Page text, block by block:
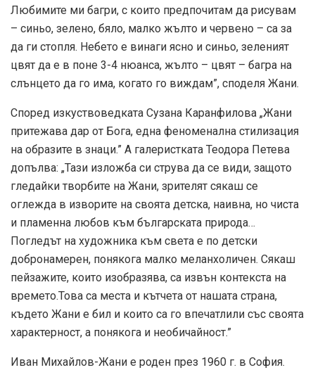
Любимите ми багри, с които предпочитам да рисувам
– синьо, зелено, бяло, малко жълто и червено – са за
да ги стопля. Небето е винаги ясно и синьо, зеленият
цвят да е в поне 3-4 нюанса, жълто – цвят – багра на
слънцето да го има, когато го виждам”, споделя Жани.
Според изкуствоведката Сузана Каранфилова „Жани
притежава дар от Бога, една феноменална стилизация
на образите в знаци.” А галеристката Теодора Петева
допълва: „Тази изложба си струва да се види, защото
гледайки творбите на Жани, зрителят сякаш се
оглежда в изворите на своята детска, наивна, но чиста
и пламенна любов към българската природа…
Погледът на художника към света е по детски
добронамерен, понякога малко меланхоличен. Сякаш
пейзажите, които изобразява, са извън контекста на
времето.Това са места и кътчета от нашата страна,
където Жани е бил и които са го впечатлили със своята
характерност, а понякога и необичайност.”
Иван Михайлов-Жани е роден през 1960 г. в София.